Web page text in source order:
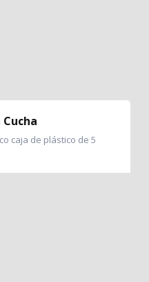
caja de plástico de 5